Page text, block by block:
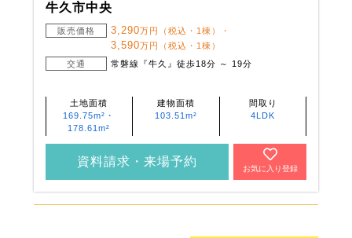
牛久市中央
販売価格 3,290万円（税込・1棟）・
3,590万円（税込・1棟）
交通
常磐線『牛久』徒歩18分 ～ 19分
土地面積
169.75m²・
178.61m²
建物面積
103.51m²
間取り
4LDK
資料請求・来場予約
お気に入り登録